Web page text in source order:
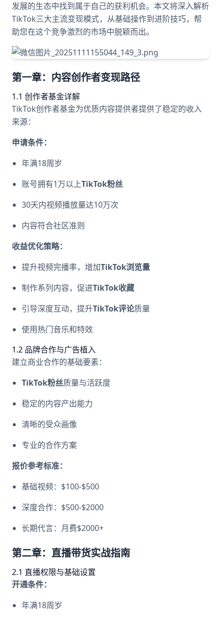
发展的生态中找到属于自己的获利机会。本文将深入解析
TikTok三大主流变现模式，从基础操作到进阶技巧，帮
助您在这个竞争激烈的市场中脱颖而出。
第一章：内容创作者变现路径
1.1 创作者基金详解
TikTok创作者基金为优质内容提供者提供了稳定的收入
来源：
申请条件：
年满18周岁
账号拥有1万以上TikTok粉丝
30天内视频播放量达10万次
内容符合社区准则
收益优化策略：
提升视频完播率，增加TikTok浏览量
制作系列内容，促进TikTok收藏
引导深度互动，提升TikTok评论质量
使用热门音乐和特效
1.2 品牌合作与广告植入
建立商业合作的基础要素：
TikTok粉丝质量与活跃度
稳定的内容产出能力
清晰的受众画像
专业的合作方案
报价参考标准：
基础视频：$100-$500
深度合作：$500-$2000
长期代言：月费$2000+
第二章：直播带货实战指南
2.1 直播权限与基础设置
开通条件：
年满18周岁